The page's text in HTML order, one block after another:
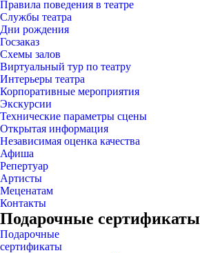
Правила поведения в театре
Службы театра
Дни рождения
Госзаказ
Схемы залов
Виртуальный тур по театру
Интерьеры театра
Корпоративные мероприятия
Экскурсии
Технические параметры сцены
Открытая информация
Независимая оценка качества
Афиша
Репертуар
Артисты
Меценатам
Контакты
Подарочные сертификаты
Подарочные
сертификаты